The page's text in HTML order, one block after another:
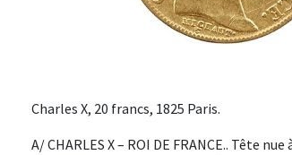
Charles X, 20 francs, 1825 Paris.
A/ CHARLES X – ROI DE FRANCE.. Tête